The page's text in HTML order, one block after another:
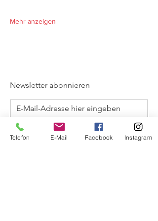
Mehr anzeigen
Newsletter abonnieren
Ich stimme der Datenschutzerklärung
Telefon E-Mail Facebook Instagram